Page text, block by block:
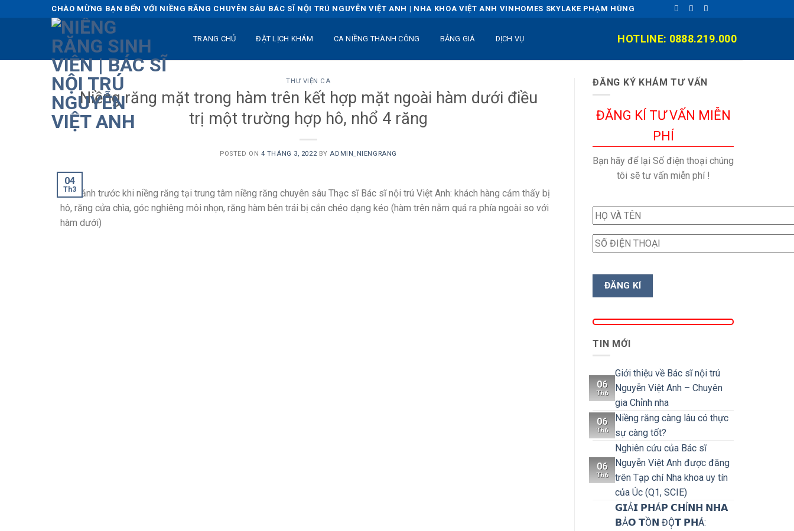
to
CHÀO MỪNG BẠN ĐẾN VỚI NIỀNG RĂNG CHUYÊN SÂU BÁC SĨ NỘI TRÚ NGUYỄN VIỆT ANH | NHA KHOA VIỆT ANH VINHOMES SKYLAKE PHẠM HÙNG
TRANG CHỦ ĐẶT LỊCH KHÁM CA NIỀNG THÀNH CÔNG BẢNG GIÁ DỊCH VỤ HOTLINE: 0888.219.000
THƯ VIỆN CA
Niềng răng mặt trong hàm trên kết hợp mặt ngoài hàm dưới điều
trị một trường hợp hô, nhổ 4 răng
POSTED ON 4 THÁNG 3, 2022 BY ADMIN_NIENGRANG
04
Th3
Hình ảnh trước khi niềng răng tại trung tâm niềng răng chuyên sâu Thạc sĩ Bác sĩ nội trú Việt Anh: khách hàng cảm thấy bị
hô, răng cửa chìa, góc nghiêng môi nhọn, răng hàm bên trái bị cắn chéo dạng kéo (hàm trên nằm quá ra phía ngoài so với
hàm dưới)
ĐĂNG KÝ KHÁM TƯ VẤN
ĐĂNG KÍ TƯ VẤN MIỄN
PHÍ
Bạn hãy để lại Số điện thoại chúng
tôi sẽ tư vấn miễn phí !
TIN MỚI
06
Th6
Giới thiệu về Bác sĩ nội trú
Nguyễn Việt Anh – Chuyên
gia Chỉnh nha
06
Th6
Niềng răng càng lâu có thực
sự càng tốt?
06
Th6
Nghiên cứu của Bác sĩ
Nguyễn Việt Anh được đăng
trên Tạp chí Nha khoa uy tín
của Úc (Q1, SCIE)
𝗚𝗜Ả𝗜 𝗣𝗛Á𝗣 𝗖𝗛Ỉ𝗡𝗛 𝗡𝗛𝗔
𝗕Ả𝗢 𝗧Ồ𝗡 ĐỘ̣𝗧 𝗣𝗛Á: